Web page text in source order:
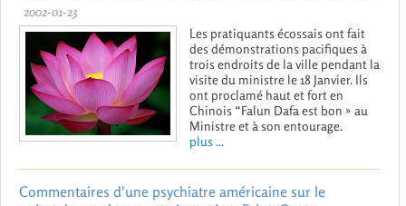
2002-01-23
Les pratiquants écossais ont fait
des démonstrations pacifiques à
trois endroits de la ville pendant la
visite du ministre le 18 Janvier. Ils
ont proclamé haut et fort en
Chinois “Falun Dafa est bon » au
Ministre et à son entourage.
plus ...
Commentaires d'une psychiatre américaine sur le